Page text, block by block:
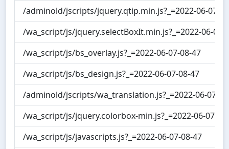
/adminold/jscripts/jquery.qtip.min.js?_=2022-06-07-
/wa_script/js/jquery.selectBoxIt.min.js?_=2022-06-07-
/wa_script/js/bs_overlay.js?_=2022-06-07-08-47
/wa_script/js/bs_design.js?_=2022-06-07-08-47
/adminold/jscripts/wa_translation.js?_=2022-06-07-
/wa_script/js/jquery.colorbox-min.js?_=2022-06-07-
/wa_script/js/javascripts.js?_=2022-06-07-08-47